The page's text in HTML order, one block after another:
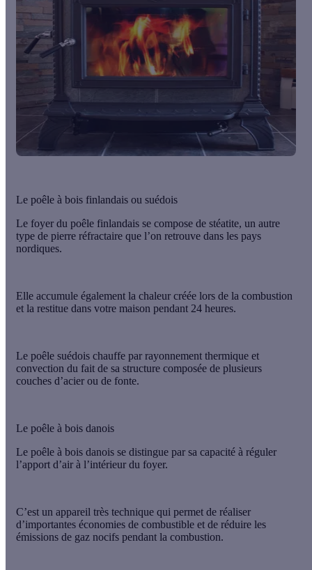
Le poêle à bois finlandais ou suédois
Le foyer du poêle finlandais se compose de stéatite, un autre
type de pierre réfractaire que l’on retrouve dans les pays
nordiques.
Elle accumule également la chaleur créée lors de la combustion
et la restitue dans votre maison pendant 24 heures.
Le poêle suédois chauffe par rayonnement thermique et
convection du fait de sa structure composée de plusieurs
couches d’acier ou de fonte.
Le poêle à bois danois
Le poêle à bois danois se distingue par sa capacité à réguler
l’apport d’air à l’intérieur du foyer.
C’est un appareil très technique qui permet de réaliser
d’importantes économies de combustible et de réduire les
émissions de gaz nocifs pendant la combustion.